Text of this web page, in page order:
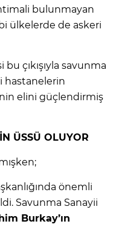
bulunmayan
ülkelerde de askeri
bu çıkışıyla savunma
hastanelerin
elini güçlendirmiş
ÜSSÜ OLUYOR
önemli
Savunma Sanayii
Burkay’ın